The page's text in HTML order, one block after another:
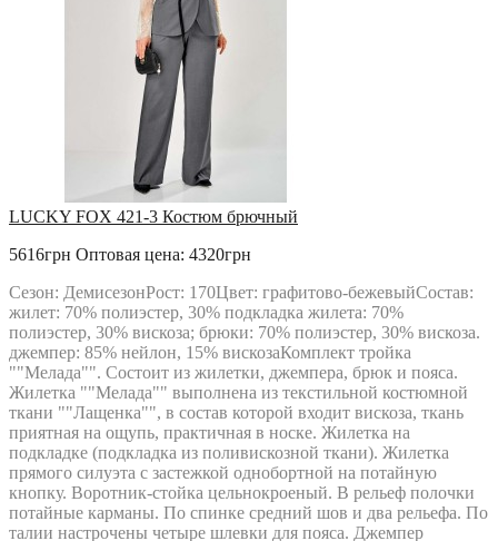
LUCKY FOX 421-3 Костюм брючный
5616грн Оптовая цена: 4320грн
Сезон: ДемисезонРост: 170Цвет: графитово-бежевыйСостав:
жилет: 70% полиэстер, 30% подкладка жилета: 70%
полиэстер, 30% вискоза; брюки: 70% полиэстер, 30% вискоза.
джемпер: 85% нейлон, 15% вискозаКомплект тройка
""Мелада"". Состоит из жилетки, джемпера, брюк и пояса.
Жилетка ""Мелада"" выполнена из текстильной костюмной
ткани ""Лащенка"", в состав которой входит вискоза, ткань
приятная на ощупь, практичная в носке. Жилетка на
подкладке (подкладка из поливискозной ткани). Жилетка
прямого силуэта с застежкой однобортной на потайную
кнопку. Воротник-стойка цельнокроеный. В рельеф полочки
потайные карманы. По спинке средний шов и два рельефа. По
талии настрочены четыре шлевки для пояса. Джемпер